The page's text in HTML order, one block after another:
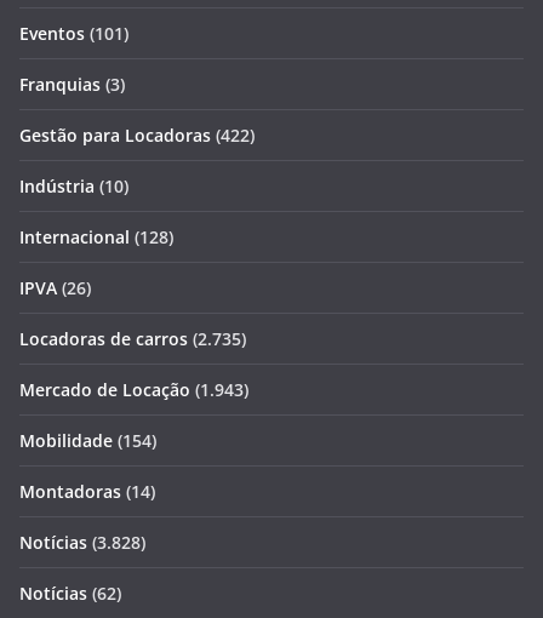
Eventos (101)
Franquias (3)
Gestão para Locadoras (422)
Indústria (10)
Internacional (128)
IPVA (26)
Locadoras de carros (2.735)
Mercado de Locação (1.943)
Mobilidade (154)
Montadoras (14)
Notícias (3.828)
Notícias (62)